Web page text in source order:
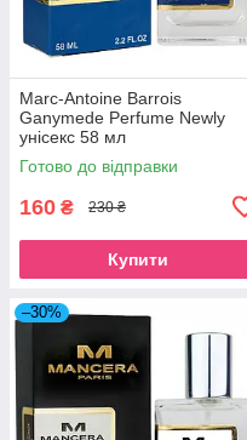
Marc-Antoine Barrois
Ganymede Perfume Newly
унісекс 58 мл
Готово до відправки
160 ₴ 230 ₴
Купити
–30%